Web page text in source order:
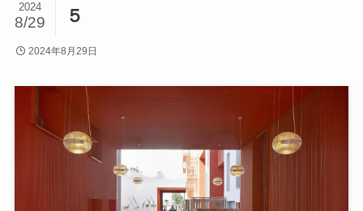
５
2024
8/29
2024年8月29日